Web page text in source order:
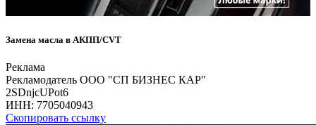
Замена масла в АКПП/CVT
Реклама
Рекламодатель ООО "СП БИЗНЕС КАР"
2SDnjcUPot6
ИНН: 7705040943
Скопировать ссылку